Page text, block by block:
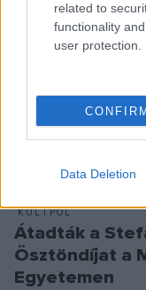
related to
functionality
user protection.
Data Deletion
KULTPOL
Több millió
innovációs
A Magyar
Tudásközpontja
pályázatot
KULTPOL
Átadták a
Ösztöndíjat a
Egyetemen